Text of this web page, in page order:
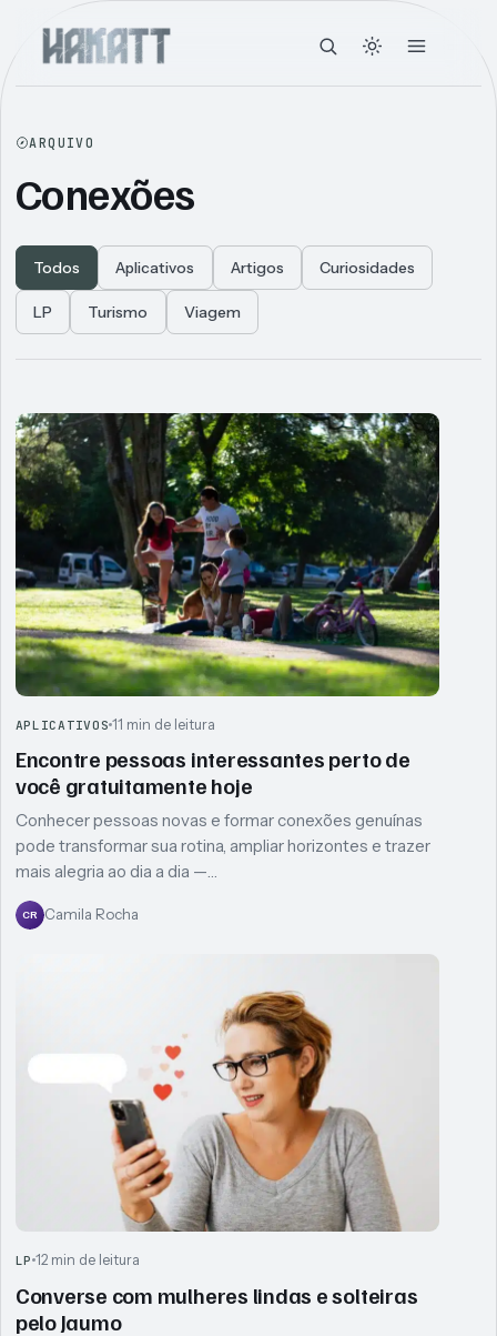
ARQUIVO
Conexões
Todos Aplicativos Artigos Curiosidades
LP Turismo Viagem
Articles
APLICATIVOS 11 min de leitura
Encontre pessoas interessantes perto de
você gratuitamente hoje
Conhecer pessoas novas e formar conexões genuínas
pode transformar sua rotina, ampliar horizontes e trazer
mais alegria ao dia a dia —…
CR Camila Rocha
LP 12 min de leitura
Converse com mulheres lindas e solteiras
pelo Jaumo